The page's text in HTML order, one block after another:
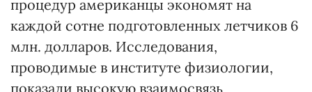
процедур американцы экономят на
каждой сотне подготовленных летчиков 6
млн. долларов. Исследования,
проводимые в институте физиологии,
показали высокую взаимосвязь